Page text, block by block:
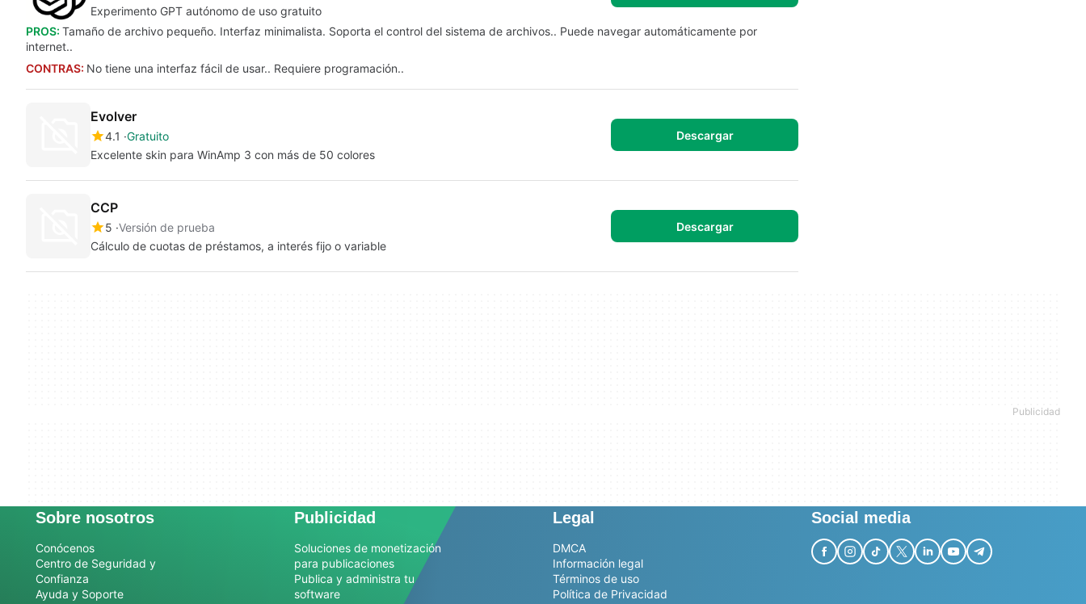
Experimento GPT autónomo de uso gratuito
PROS: Tamaño de archivo pequeño. Interfaz minimalista. Soporta el control del sistema de archivos.. Puede navegar automáticamente por
internet..
CONTRAS: No tiene una interfaz fácil de usar.. Requiere programación..
Evolver
4.1 Gratuito
Excelente skin para WinAmp 3 con más de 50 colores
Descargar
CCP
5 Versión de prueba
Cálculo de cuotas de préstamos, a interés fijo o variable
Descargar
Sobre nosotros
Conócenos
Centro de Seguridad y
Confianza
Ayuda y Soporte
Publicidad
Soluciones de monetización
para publicaciones
Publica y administra tu
software
Legal
DMCA
Información legal
Términos de uso
Política de Privacidad
Social media